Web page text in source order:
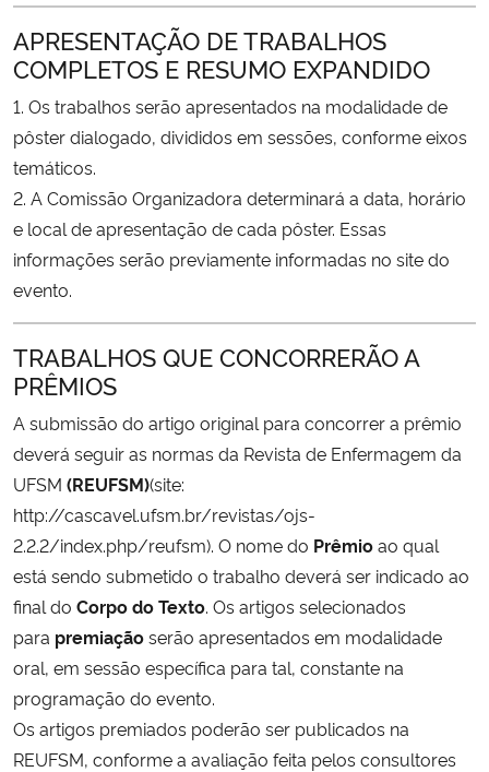
APRESENTAÇÃO DE TRABALHOS
COMPLETOS E RESUMO EXPANDIDO
1. Os trabalhos serão apresentados na modalidade de
pôster dialogado, divididos em sessões, conforme eixos
temáticos.
2. A Comissão Organizadora determinará a data, horário
e local de apresentação de cada pôster. Essas
informações serão previamente informadas no site do
evento.
TRABALHOS QUE CONCORRERÃO A
PRÊMIOS
A submissão do artigo original para concorrer a prêmio
deverá seguir as normas da Revista de Enfermagem da
UFSM (REUFSM)(site:
http://cascavel.ufsm.br/revistas/ojs-
2.2.2/index.php/reufsm). O nome do Prêmioao qual
está sendo submetido o trabalho deverá ser indicado ao
final do Corpo do Texto. Os artigos selecionados
para premiaçãoserão apresentados em modalidade
oral, em sessão específica para tal, constante na
programação do evento.
Os artigos premiados poderão ser publicados na
REUFSM, conforme a avaliação feita pelos consultores